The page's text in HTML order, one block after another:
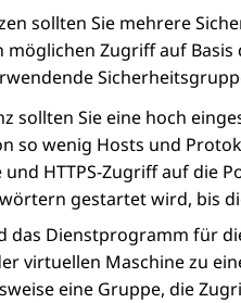
sollten Sie mehrere
möglichen Zugriff auf
sollten Sie eine hoch
so wenig Hosts und
HTTPS-Zugriff auf die
gestartet wird, bis
das Dienstprogramm für
virtuellen Maschine zu
eine Gruppe, die